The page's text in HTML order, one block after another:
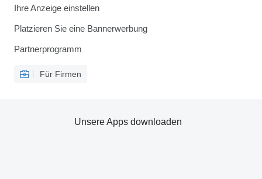
Ihre Anzeige einstellen
Platzieren Sie eine Bannerwerbung
Partnerprogramm
Für Firmen
Unsere Apps downloaden